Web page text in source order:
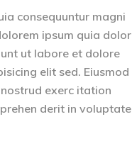
consequuntur magni
ipsum quia dolor
ut labore et dolore
elit sed. Eiusmod
exerc itation
derit in voluptate